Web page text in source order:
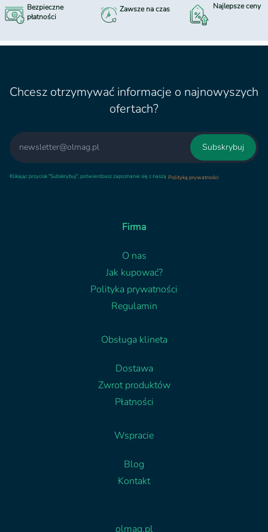
Bezpieczne
płatności
Zawsze na czas Najlepsze ceny
Chcesz otrzymywać informacje o najnowyszych
ofertach?
Email
Subskrybuj
Klikając przycisk "Subskrybuj", potwierdzasz zapoznanie się z naszą Polityką prywatności.
Firma
O nas
Jak kupować?
Polityka prywatności
Regulamin
Obsługa klineta
Dostawa
Zwrot produktów
Płatności
Wspracie
Blog
Kontakt
olmag.pl